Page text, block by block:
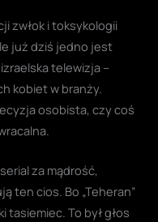
zwłok i toksykologii
już dziś jedno jest
telewizja –
kobiet w branży.
osobista, czy coś
za mądrość,
ten cios. Bo „Teheran”
To był głos